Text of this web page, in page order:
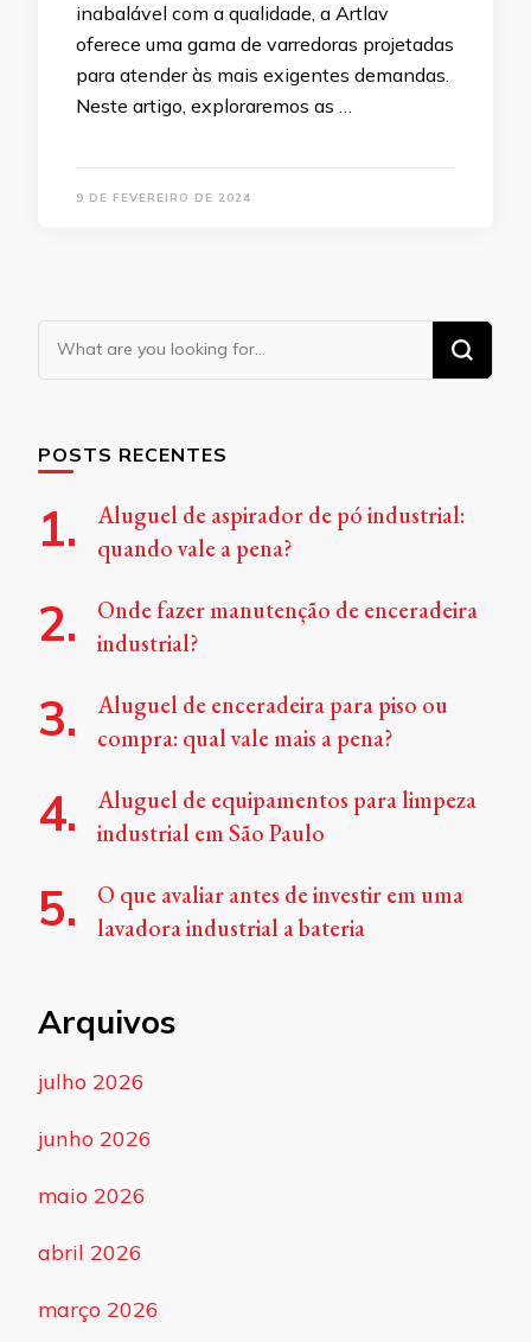
inabalável com a qualidade, a Artlav
oferece uma gama de varredoras projetadas
para atender às mais exigentes demandas.
Neste artigo, exploraremos as …
9 DE FEVEREIRO DE 2024
Looking
for
POSTS RECENTES
Aluguel de aspirador de pó industrial:
quando vale a pena?
Onde fazer manutenção de enceradeira
industrial?
Aluguel de enceradeira para piso ou
compra: qual vale mais a pena?
Aluguel de equipamentos para limpeza
industrial em São Paulo
O que avaliar antes de investir em uma
lavadora industrial a bateria
Arquivos
julho 2026
junho 2026
maio 2026
abril 2026
março 2026